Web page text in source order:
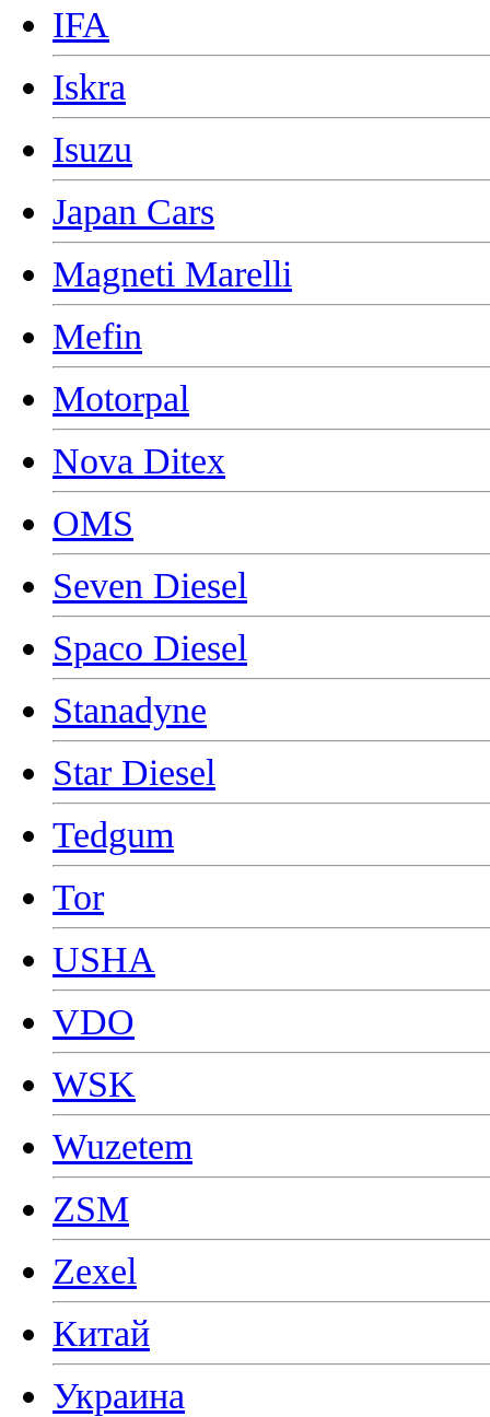
IFA
Iskra
Isuzu
Japan Cars
Magneti Marelli
Mefin
Motorpal
Nova Ditex
OMS
Seven Diesel
Spaco Diesel
Stanadyne
Star Diesel
Tedgum
Tor
USHA
VDO
WSK
Wuzetem
ZSM
Zexel
Китай
Украина